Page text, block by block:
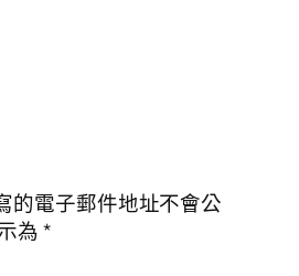
的電子郵件地址不會公
為*